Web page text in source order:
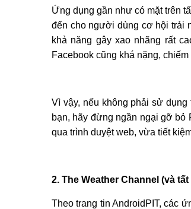
Ứng dụng gần như có mặt trên
đến cho người dùng cơ hội trải
khả năng gây xao nhãng rất
Facebook cũng khá nặng,
Vì vậy, nếu không phải sử
bạn, hãy đừng ngần ngại gỡ bỏ
qua trình duyệt web, vừa tiết
2. The Weather Channel (và
Theo trang tin AndroidPIT, các